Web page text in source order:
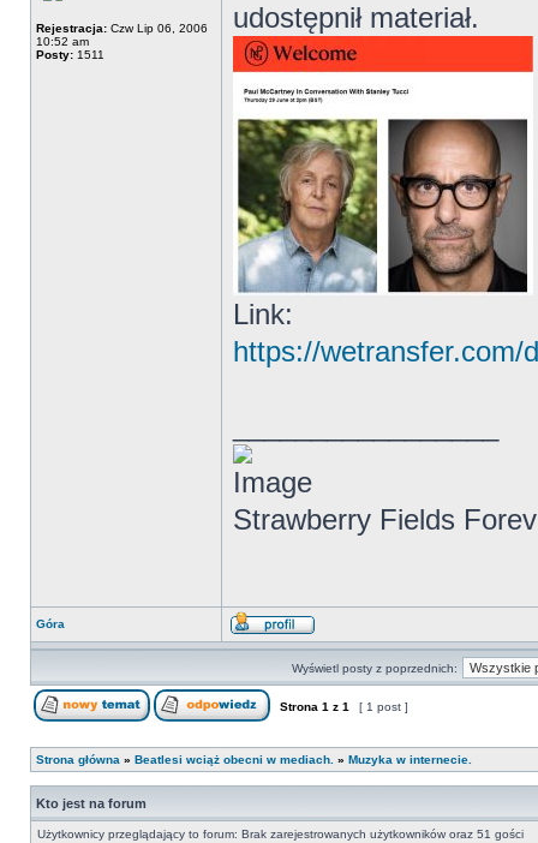
Rejestracja: Czw Lip 06, 2006
10:52 am
Posty: 1511
udostępnił materiał.
Link:
https://wetransfer.com/
Strawberry Fields
Góra
Wyświetl posty z poprzednich:
Strona 1 z 1 [ 1 post ]
Strona główna » Beatlesi wciąż obecni w mediach. » Muzyka w internecie.
Kto jest na forum
Użytkownicy przeglądający to forum: Brak zarejestrowanych użytkowników oraz 51 gości